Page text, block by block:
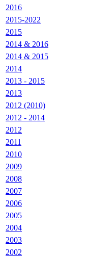
2016
2015-2022
2015
2014 & 2016
2014 & 2015
2014
2013 - 2015
2013
2012 (2010)
2012 - 2014
2012
2011
2010
2009
2008
2007
2006
2005
2004
2003
2002